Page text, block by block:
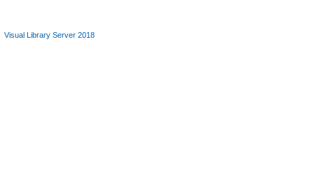
Visual Library Server 2018